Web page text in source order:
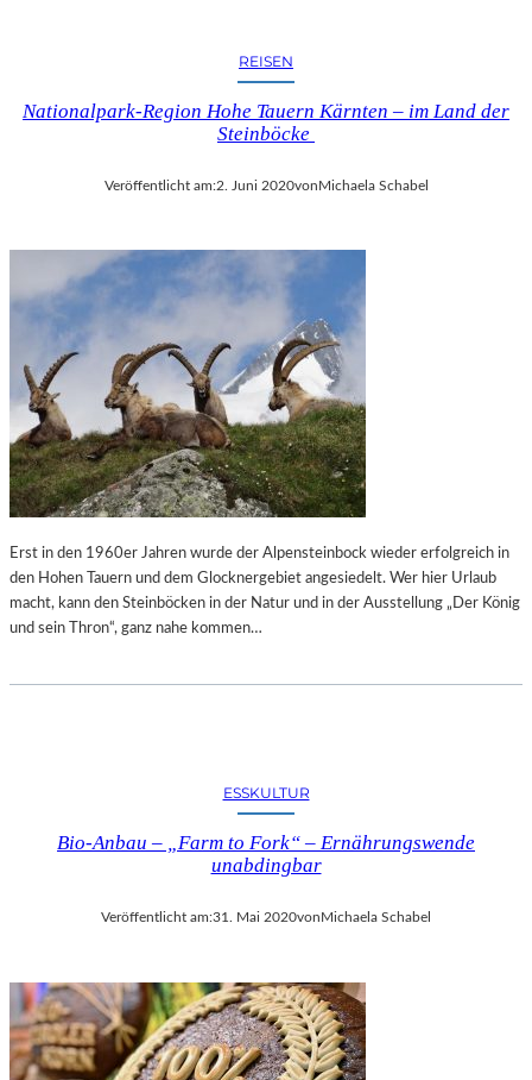
REISEN
Nationalpark-Region Hohe Tauern Kärnten – im Land der
Steinböcke
Veröffentlicht am:2. Juni 2020vonMichaela Schabel
Erst in den 1960er Jahren wurde der Alpensteinbock wieder erfolgreich in
den Hohen Tauern und dem Glocknergebiet angesiedelt. Wer hier Urlaub
macht, kann den Steinböcken in der Natur und in der Ausstellung „Der König
und sein Thron“, ganz nahe kommen…
ESSKULTUR
Bio-Anbau – „Farm to Fork“ – Ernährungswende
unabdingbar
Veröffentlicht am:31. Mai 2020von Michaela Schabel